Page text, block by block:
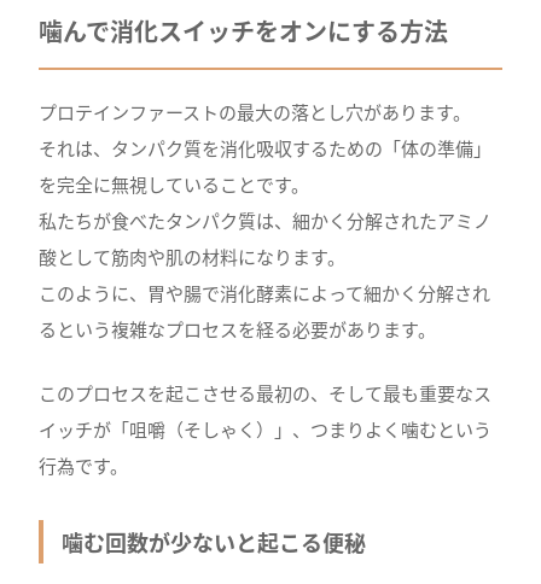
噛んで消化スイッチをオンにする方法
プロテインファーストの最大の落とし穴があります。
それは、タンパク質を消化吸収するための「体の準備」
を完全に無視していることです。
私たちが食べたタンパク質は、細かく分解されたアミノ
酸として筋肉や肌の材料になります。
このように、胃や腸で消化酵素によって細かく分解され
るという複雑なプロセスを経る必要があります。
このプロセスを起こさせる最初の、そして最も重要なス
イッチが「咀嚼（そしゃく）」、つまりよく噛むという
行為です。
噛む回数が少ないと起こる便秘